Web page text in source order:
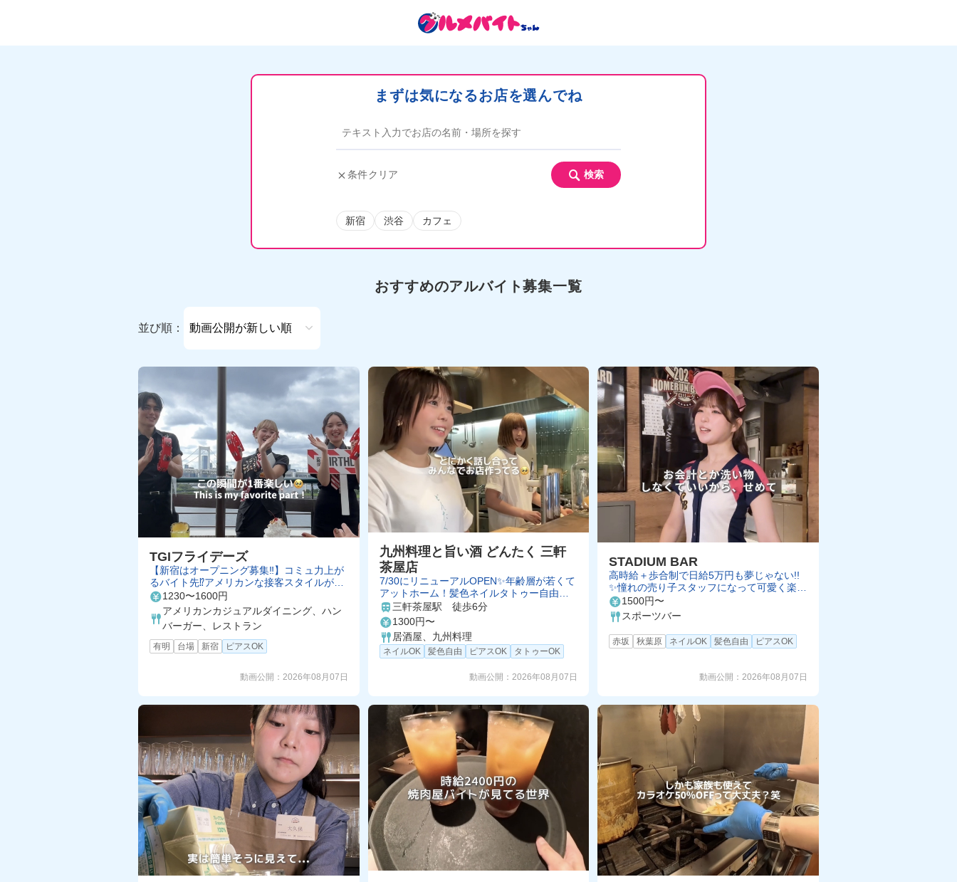
まずは気になるお店を選んでね
条件クリア 検索
新宿 渋谷 カフェ
おすすめのアルバイト募集一覧
並び順：
TGIフライデーズ
【新宿はオープニング募集‼︎】コミュ力上が
るバイト先⁉️アメリカンな接客スタイルが楽
しい！初バイトも大歓迎✨週1~OK◎
1230〜1600円
アメリカンカジュアルダイニング、ハン
バーガー、レストラン
有明 台場 新宿 ピアスOK
動画公開： 2026年08月07日
九州料理と旨い酒 どんたく 三軒
茶屋店
7/30にリニューアルOPEN✨年齢層が若くて
アットホーム！髪色ネイルタトゥー自由💅
週1〜OK！
三軒茶屋駅 徒歩6分
1300円〜
居酒屋、九州料理
ネイルOK 髪色自由 ピアスOK タトゥーOK
動画公開：2026年08月07日
STADIUM BAR
高時給＋歩合制で日給5万円も夢じゃない!!
✨憧れの売り子スタッフになって可愛く楽し
く働けます！
1500円〜
スポーツバー
赤坂 秋葉原 ネイルOK 髪色自由 ピアスOK
動画公開： 2026年08月07日